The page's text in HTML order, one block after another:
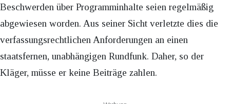
Beschwerden über Programminhalte seien regelmäßig
abgewiesen worden. Aus seiner Sicht verletzte dies die
verfassungsrechtlichen Anforderungen an einen
staatsfernen, unabhängigen Rundfunk. Daher, so der
Kläger, müsse er keine Beiträge zahlen.